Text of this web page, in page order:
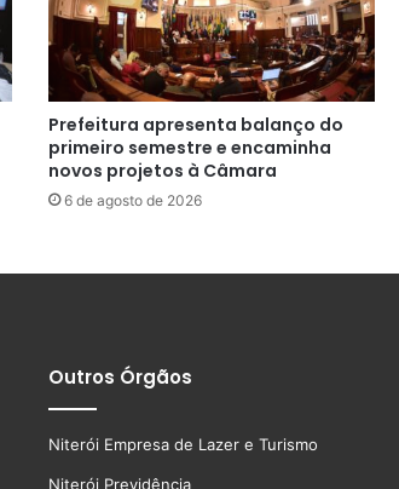
Prefeitura apresenta balanço do
primeiro semestre e encaminha
novos projetos à Câmara
6 de agosto de 2026
Outros Órgãos
Niterói Empresa de Lazer e Turismo
Niterói Previdência